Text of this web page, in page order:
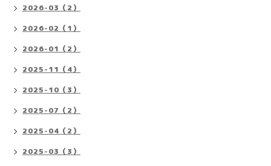
2026-03（2）
2026-02（1）
2026-01（2）
2025-11（4）
2025-10（3）
2025-07（2）
2025-04（2）
2025-03（3）